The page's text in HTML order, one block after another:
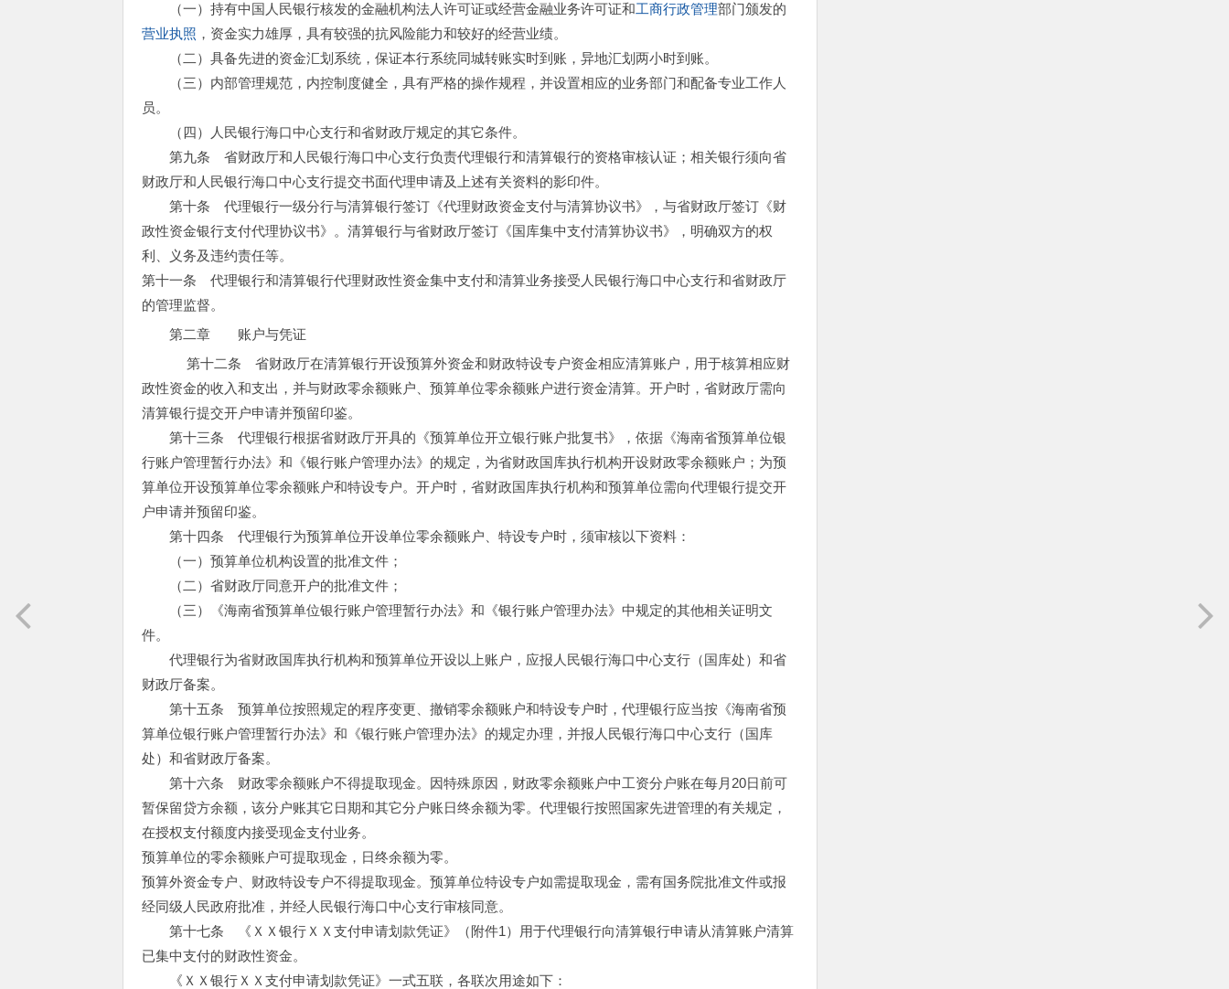
（一）持有中国人民银行核发的金融机构法人许可证或经营金融业务许可证和工商行政管理部门颁发的
营业执照 ，资金实力雄厚，具有较强的抗风险能力和较好的经营业绩。
（二）具备先进的资金汇划系统，保证本行系统同城转账实时到账，异地汇划两小时到账。
（三）内部管理规范，内控制度健全，具有严格的操作规程，并设置相应的业务部门和配备专业工作人
员。
（四）人民银行海口中心支行和省财政厅规定的其它条件。
第九条 省财政厅和人民银行海口中心支行负责代理银行和清算银行的资格审核认证；相关银行须向省
财政厅和人民银行海口中心支行提交书面代理申请及上述有关资料的影印件。
第十条 代理银行一级分行与清算银行签订《代理财政资金支付与清算协议书》，与省财政厅签订《财
政性资金银行支付代理协议书》。清算银行与省财政厅签订《国库集中支付清算协议书》，明确双方的权
利、义务及违约责任等。
第十一条 代理银行和清算银行代理财政性资金集中支付和清算业务接受人民银行海口中心支行和省财政厅
的管理监督。
第二章 账户与凭证
第十二条 省财政厅在清算银行开设预算外资金和财政特设专户资金相应清算账户，用于核算相应财
政性资金的收入和支出，并与财政零余额账户、预算单位零余额账户进行资金清算。开户时，省财政厅需向
清算银行提交开户申请并预留印鉴。
第十三条 代理银行根据省财政厅开具的《预算单位开立银行账户批复书》，依据《海南省预算单位银
行账户管理暂行办法》和《银行账户管理办法》的规定，为省财政国库执行机构开设财政零余额账户；为预
算单位开设预算单位零余额账户和特设专户。开户时，省财政国库执行机构和预算单位需向代理银行提交开
户申请并预留印鉴。
第十四条 代理银行为预算单位开设单位零余额账户、特设专户时，须审核以下资料：
（一）预算单位机构设置的批准文件；
（二）省财政厅同意开户的批准文件；
（三）《海南省预算单位银行账户管理暂行办法》和《银行账户管理办法》中规定的其他相关证明文
件。
代理银行为省财政国库执行机构和预算单位开设以上账户，应报人民银行海口中心支行（国库处）和省
财政厅备案。
第十五条 预算单位按照规定的程序变更、撤销零余额账户和特设专户时，代理银行应当按《海南省预
算单位银行账户管理暂行办法》和《银行账户管理办法》的规定办理，并报人民银行海口中心支行（国库
处）和省财政厅备案。
第十六条 财政零余额账户不得提取现金。因特殊原因，财政零余额账户中工资分户账在每月20日前可
暂保留贷方余额，该分户账其它日期和其它分户账日终余额为零。代理银行按照国家先进管理的有关规定，
在授权支付额度内接受现金支付业务。
预算单位的零余额账户可提取现金，日终余额为零。
预算外资金专户、财政特设专户不得提取现金。预算单位特设专户如需提取现金，需有国务院批准文件或报
经同级人民政府批准，并经人民银行海口中心支行审核同意。
第十七条 《ＸＸ银行ＸＸ支付申请划款凭证》（附件1）用于代理银行向清算银行申请从清算账户清算
已集中支付的财政性资金。
《ＸＸ银行ＸＸ支付申请划款凭证》一式五联，各联次用途如下：